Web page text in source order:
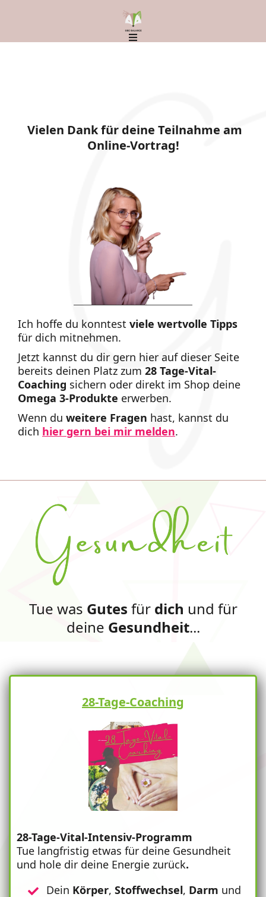
Vielen Dank für deine Teilnahme am
Online-Vortrag!
Ich hoffe du konntest viele wertvolle Tipps
für dich mitnehmen.
Jetzt kannst du dir gern hier auf dieser Seite
bereits deinen Platz zum 28 Tage-Vital-
Coaching sichern oder direkt im Shop deine
Omega 3-Produkte erwerben.
Wenn du weitere Fragen hast, kannst du
dich hier gern bei mir melden.
Tue was Gutes für dich und für
deine Gesundheit...
28-Tage-Coaching
28-Tage-Vital-Intensiv-Programm
Tue langfristig etwas für deine Gesundheit
und hole dir deine Energie zurück.
Dein Körper, Stoffwechsel, Darm und